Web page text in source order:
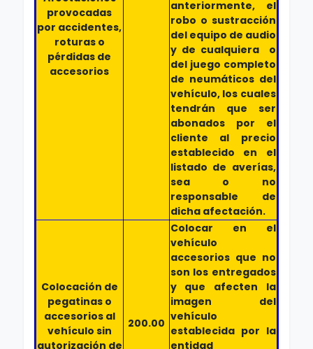
provocadas
por accidentes,
roturas o
pérdidas de
accesorios
anteriormente, el
robo o sustracción
del equipo de audio
y de cualquiera o
del juego completo
de neumáticos del
vehículo, los cuales
tendrán que ser
abonados por el
cliente al precio
establecido en el
listado de averías,
sea o no
responsable de
dicha afectación.
Colocación de
pegatinas o
accesorios al
vehículo sin
autorización de
200.00
Colocar en el
vehículo
accesorios que no
son los entregados
y que afecten la
imagen del
vehículo
establecida por la
entidad